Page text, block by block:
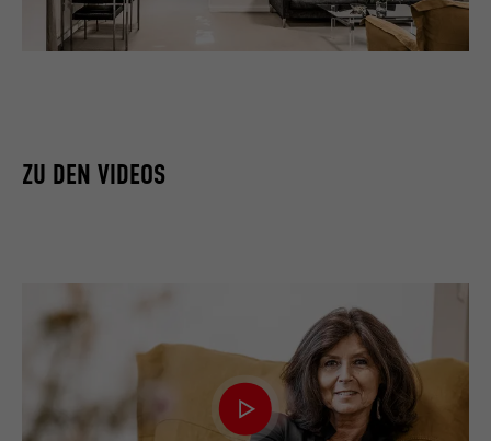
ZU DEN VIDEOS